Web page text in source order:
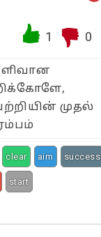
வாழ்த்துக்கள்
1 0
முதல்
clear aim success
start